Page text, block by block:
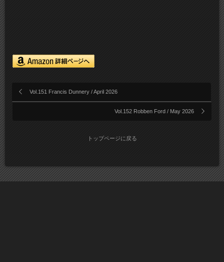
Vol.151 Francis Dunnery / April 2026
Vol.152 Robben Ford / May 2026
トップページに戻る